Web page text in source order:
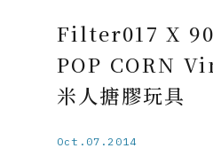
Filter017 X
POP CORN
米人搪膠玩具
Oct.07.2014